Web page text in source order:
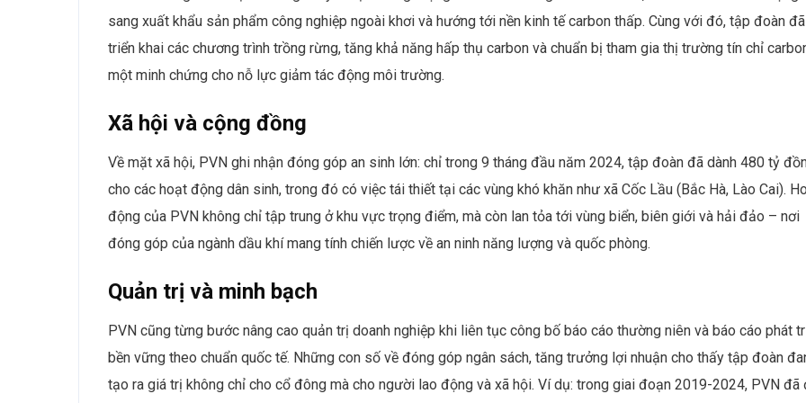
sang xuất khẩu sản phẩm công nghiệp ngoài khơi và hướng tới nền kinh tế carbon thấp. Cùng với đó, tập đoàn đã
triển khai các chương trình trồng rừng, tăng khả năng hấp thụ carbon và chuẩn bị tham gia thị trường tín chỉ
một minh chứng cho nỗ lực giảm tác động môi trường.
Xã hội và cộng đồng
Về mặt xã hội, PVN ghi nhận đóng góp an sinh lớn: chỉ trong 9 tháng đầu năm 2024, tập đoàn đã dành 480 tỷ
cho các hoạt động dân sinh, trong đó có việc tái thiết tại các vùng khó khăn như xã Cốc Lầu (Bắc Hà, Lào Cai).
động của PVN không chỉ tập trung ở khu vực trọng điểm, mà còn lan tỏa tới vùng biển, biên giới và hải đảo – nơi
đóng góp của ngành dầu khí mang tính chiến lược về an ninh năng lượng và quốc phòng.
Quản trị và minh bạch
PVN cũng từng bước nâng cao quản trị doanh nghiệp khi liên tục công bố báo cáo thường niên và báo cáo phát
bền vững theo chuẩn quốc tế. Những con số về đóng góp ngân sách, tăng trưởng lợi nhuận cho thấy tập đoàn
tạo ra giá trị không chỉ cho cổ đông mà cho người lao động và xã hội. Ví dụ: trong giai đoạn 2019-2024, PVN đã